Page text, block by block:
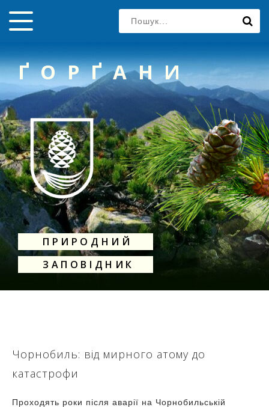
ҐОРҐАНИ
ПРИРОДНИЙ
ЗАПОВІДНИК
Чорнобиль: від мирного атому до
катастрофи
Проходять роки після аварії на Чорнобильській